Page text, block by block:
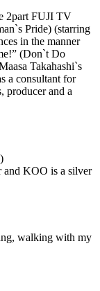
2part FUJI TV
Pride) (starring
in the manner
(Don`t Do
Takahashi`s
a consultant for
producer and a
and KOO is a silver
walking with my